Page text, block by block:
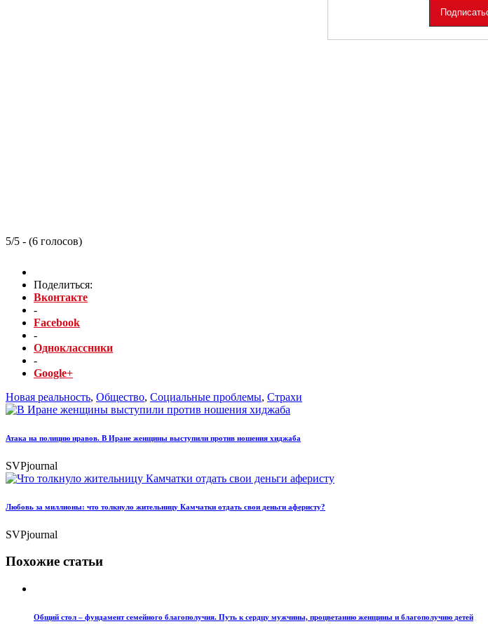
5/5 - (6 голосов)
Поделиться:
Вконтакте
-
Facebook
-
Одноклассники
-
Google+
Новая реальность, Общество, Социальные проблемы, Страхи
Атака на полицию нравов. В Иране женщины выступили против ношения хиджаба
SVPjournal
Любовь за миллионы: что толкнуло жительницу Камчатки отдать свои деньги аферисту?
SVPjournal
Похожие статьи
Общий стол – фундамент семейного благополучия. Путь к сердцу мужчины, процветанию женщины и благополучию детей